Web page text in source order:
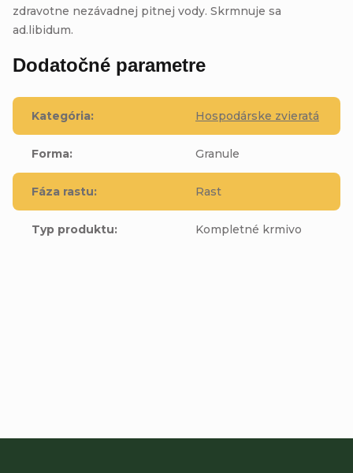
zdravotne nezávadnej pitnej vody. Skrmnuje sa
ad.libidum.
Dodatočné parametre
Kategória: Hospodárske zvieratá
Forma: Granule
Fáza rastu: Rast
Typ produktu: Kompletné krmivo